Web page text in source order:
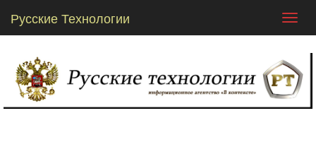
Русские Технологии